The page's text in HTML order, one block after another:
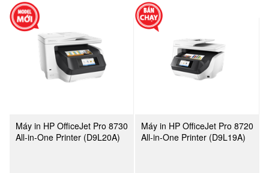
Máy in HP OfficeJet Pro 8730
All-in-One Printer (D9L20A)
Máy in HP OfficeJet Pro 8720
All-in-One Printer (D9L19A)